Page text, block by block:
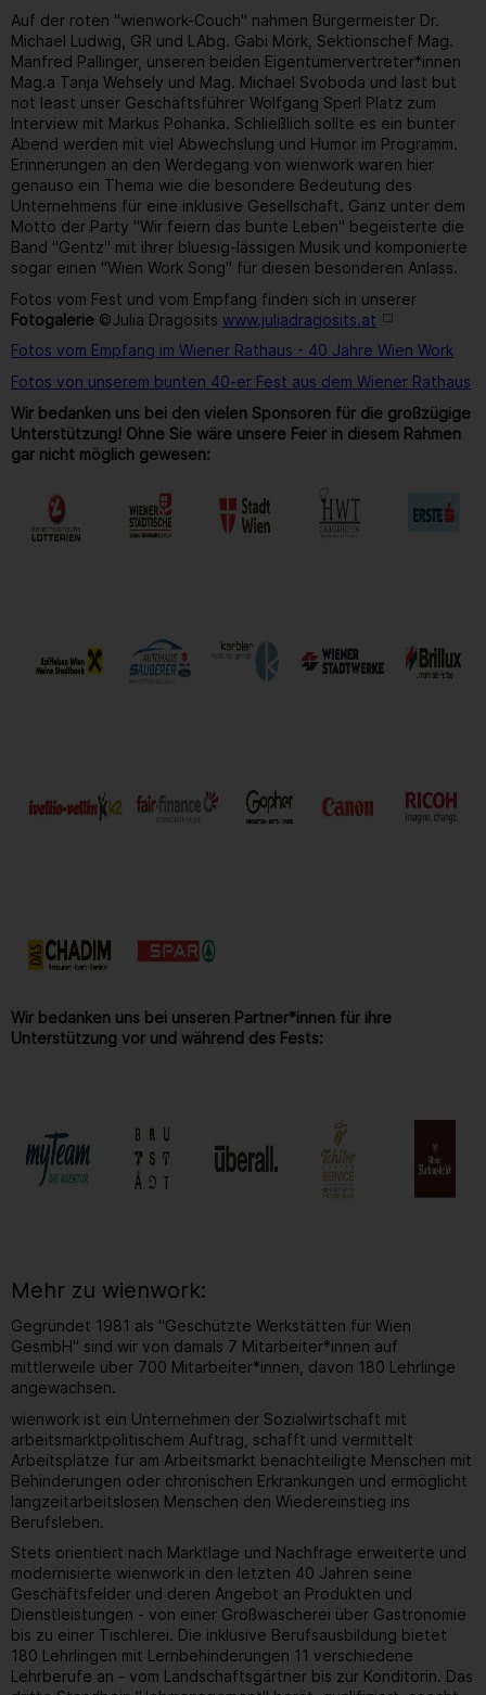
Auf der roten "wienwork-Couch" nahmen Bürgermeister Dr.
Michael Ludwig, GR und LAbg. Gabi Mörk, Sektionschef Mag.
Manfred Pallinger, unseren beiden Eigentümervertreter*innen
Mag.a Tanja Wehsely und Mag. Michael Svoboda und last but
not least unser Geschäftsführer Wolfgang Sperl Platz zum
Interview mit Markus Pohanka. Schließlich sollte es ein bunter
Abend werden mit viel Abwechslung und Humor im Programm.
Erinnerungen an den Werdegang von wienwork waren hier
genauso ein Thema wie die besondere Bedeutung des
Unternehmens für eine inklusive Gesellschaft. Ganz unter dem
Motto der Party "Wir feiern das bunte Leben" begeisterte die
Band "Gentz" mit ihrer bluesig-lässigen Musik und komponierte
sogar einen "Wien Work Song" für diesen besonderen Anlass.
Fotos vom Fest und vom Empfang finden sich in unserer
Fotogalerie ©Julia Dragosits www.juliadragosits.at
Fotos vom Empfang im Wiener Rathaus - 40 Jahre Wien Work
Fotos von unserem bunten 40-er Fest aus dem Wiener Rathaus
Wir bedanken uns bei den vielen Sponsoren für die großzügige
Unterstützung! Ohne Sie wäre unsere Feier in diesem Rahmen
gar nicht möglich gewesen:
Wir bedanken uns bei unseren Partner*innen für ihre
Unterstützung vor und während des Fests:
Mehr zu wienwork:
Gegründet 1981 als "Geschützte Werkstätten für Wien
GesmbH" sind wir von damals 7 Mitarbeiter*innen auf
mittlerweile über 700 Mitarbeiter*innen, davon 180 Lehrlinge
angewachsen.
wienwork ist ein Unternehmen der Sozialwirtschaft mit
arbeitsmarktpolitischem Auftrag, schafft und vermittelt
Arbeitsplätze für am Arbeitsmarkt benachteiligte Menschen mit
Behinderungen oder chronischen Erkrankungen und ermöglicht
langzeitarbeitslosen Menschen den Wiedereinstieg ins
Berufsleben.
Stets orientiert nach Marktlage und Nachfrage erweiterte und
modernisierte wienwork in den letzten 40 Jahren seine
Geschäftsfelder und deren Angebot an Produkten und
Dienstleistungen - von einer Großwäscherei über Gastronomie
bis zu einer Tischlerei. Die inklusive Berufsausbildung bietet
180 Lehrlingen mit Lernbehinderungen 11 verschiedene
Lehrberufe an - vom Landschaftsgärtner bis zur Konditorin. Das